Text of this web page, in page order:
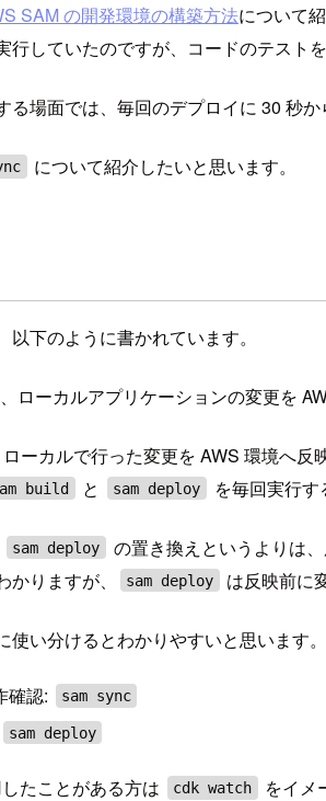
SAM の開発環境の構築方法について
行していたのですが、コードのテスト
る場面では、毎回のデプロイに 30 秒
について紹介したいと思います。
下のように書かれています。
ローカルアプリケーションの変更を
ーカルで行った変更を AWS 環境へ反
build と sam deploy を毎回実行
sam deploy
の置き換えというよりは
りますが、
sam deploy は反映前に
い分けるとわかりやすいと思います。
確認: sam sync
sam deploy
たことがある方は cdk watch をイメ